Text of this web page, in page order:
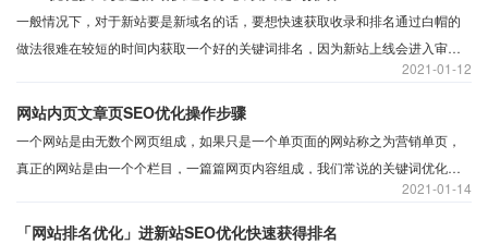
01-12
2021
一般情况下，对于新站要是新域名的话，要想快速获取收录和排名通过白帽的
做法很难在较短的时间内获取一个好的关键词排名，因为新站上线会进入审核
期，在审核期间新站收录和排名都比较低.但审核期过后就会放出网站，关键词
优化难度一般的话，也要1-3个月左右的时间，甚至会更久一些，当然，排除比
01-14
2021
网站内页文章页SEO优化操作步骤
一个网站是由无数个网页组成，如果只是一个单页面的网站称之为营销单页，
真正的网站是由一个个栏目，一篇篇网页内容组成，我们常说的关键词优化、
网站关键词排名、收录好不好、排名好不好，都离不开网站的内容，关键词的
布局
「网站排名优化」进新站SEO优化快速获得排名